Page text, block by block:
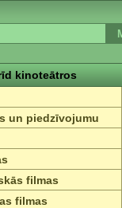
kinoteātros
un piedzīvojumu
filmas
filmas